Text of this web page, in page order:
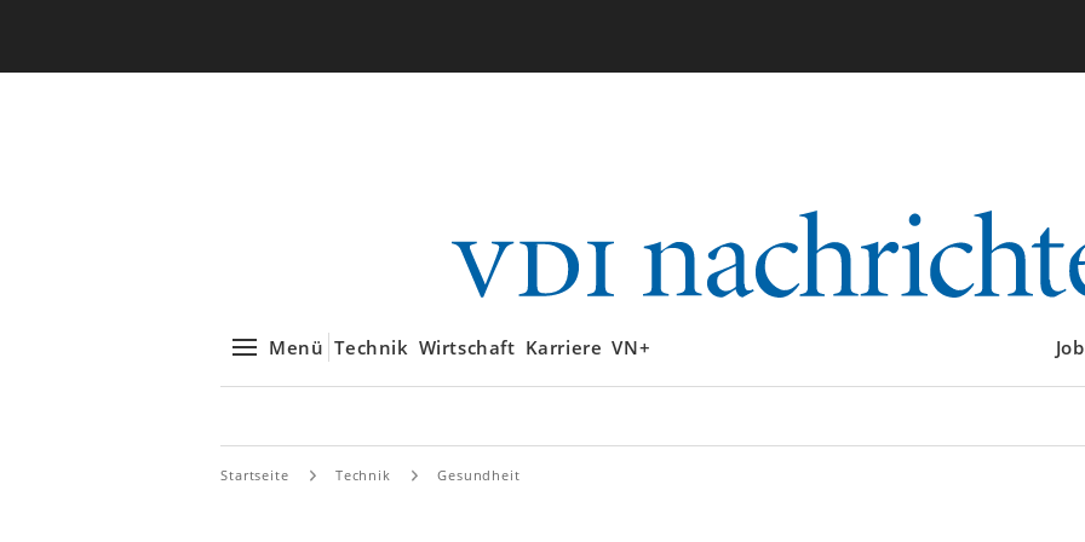
Menü Technik Wirtschaft Karriere VN+
Startseite Technik Gesundheit